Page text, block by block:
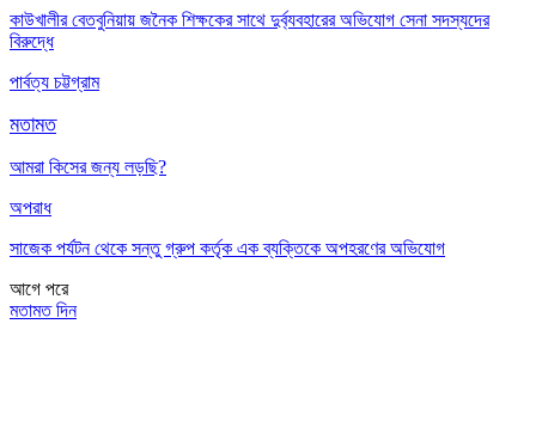
কাউখালীর বেতবুনিয়ায় জনৈক শিক্ষকের সাথে দুর্ব্যবহারের অভিযোগ সেনা সদস্যদের
বিরুদ্ধে
পার্বত্য চট্টগ্রাম
মতামত
আমরা কিসের জন্য লড়ছি?
অপরাধ
সাজেক পর্যটন থেকে সন্তু গ্রুপ কর্তৃক এক ব্যক্তিকে অপহরণের অভিযোগ
আগে পরে
মতামত দিন